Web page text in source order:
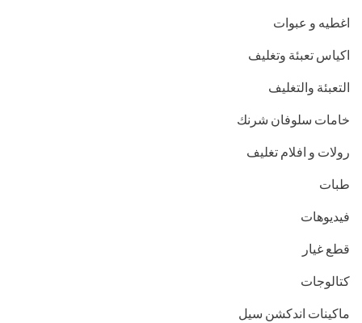
اغطيه و عبوات
اكياس تعبئة وتغليف
التعبئة والتغليف
خامات سلوفان شرنك
رولات و افلام تغليف
طبات
فيديوهات
قطع غيار
كتالوجات
ماكينات اندكشن سيل